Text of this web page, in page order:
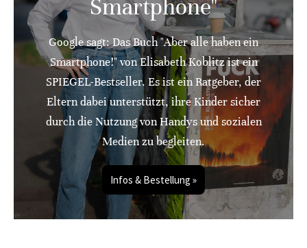
Smartphone"
Google sagt: Das Buch "Aber alle haben ein
Smartphone!" von Elisabeth Koblitz ist ein
SPIEGEL-Bestseller. Es ist ein Ratgeber, der
Eltern dabei unterstützt, ihre Kinder sicher
durch die Nutzung von Handys und sozialen
Medien zu begleiten.
Infos & Bestellung »